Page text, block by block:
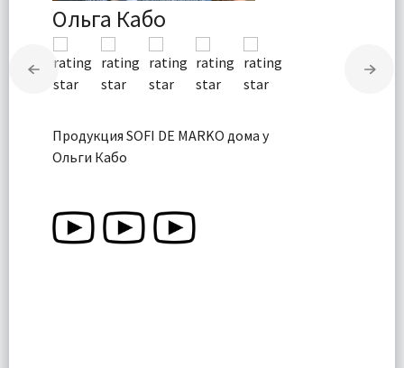
Ольга Кабо
Продукция SOFI DE MARKO дома у
Ольги Кабо